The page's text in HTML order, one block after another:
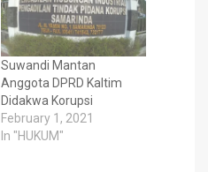
Suwandi Mantan
Anggota DPRD Kaltim
Didakwa Korupsi
February 1, 2021
In "HUKUM"